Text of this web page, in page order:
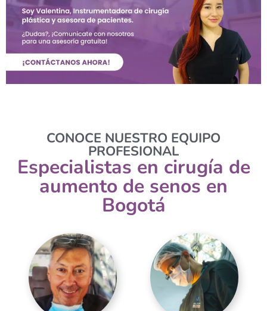
CONOCE NUESTRO EQUIPO
PROFESIONAL
Especialistas en cirugía de
aumento de senos en
Bogotá